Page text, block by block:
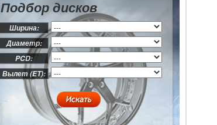
Подбор дисков
Ширина:
Диаметр:
PCD:
Вылет (ET):